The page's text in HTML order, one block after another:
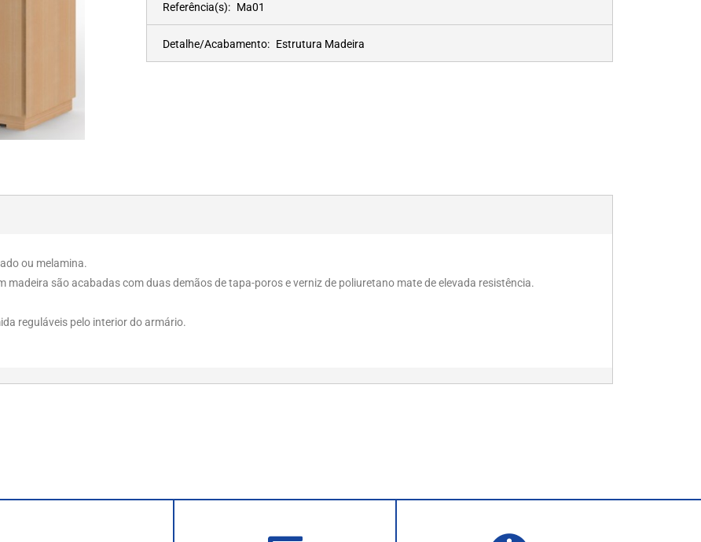
Referência(s): Ma01
Detalhe/Acabamento: Estrutura Madeira
ou melamina.
madeira são acabadas com duas demãos de tapa-poros e verniz de poliuretano mate de elevada resistência.
reguláveis pelo interior do armário.